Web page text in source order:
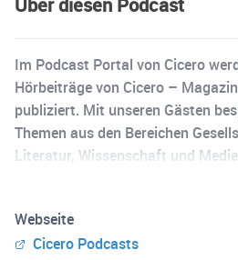
Über diesen Podcast
Im Podcast Portal von Cicero
Hörbeiträge von Cicero –
publiziert. Mit unseren Gästen
Themen aus den Bereichen
Literatur, Wissenschaft und
Webseite
Cicero Podcasts